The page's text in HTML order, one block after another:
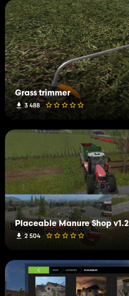
Grass trimmer
3 488
Placeable Manure Shop v1.2
2 504